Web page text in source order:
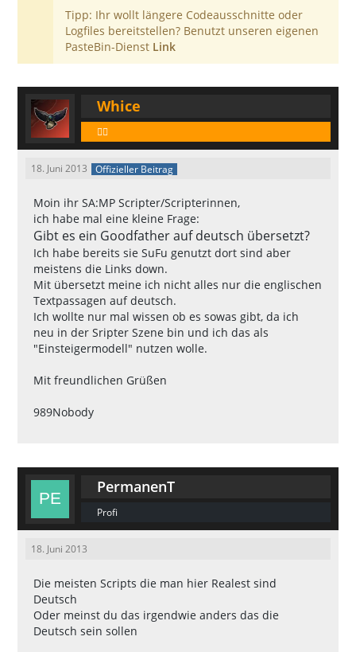
Tipp: Ihr wollt längere Codeausschnitte oder
Logfiles bereitstellen? Benutzt unseren eigenen
PasteBin-Dienst Link
Whice
🕵️‍♂️
18. Juni 2013 Offizieller Beitrag
Moin ihr SA:MP Scripter/Scripterinnen,
ich habe mal eine kleine Frage:
Gibt es ein Goodfather auf deutsch übersetzt?
Ich habe bereits sie SuFu genutzt dort sind aber
meistens die Links down.
Mit übersetzt meine ich nicht alles nur die englischen
Textpassagen auf deutsch.
Ich wollte nur mal wissen ob es sowas gibt, da ich
neu in der Sripter Szene bin und ich das als
"Einsteigermodell" nutzen wolle.
Mit freundlichen Grüßen
989Nobody
PermanenT
Profi
18. Juni 2013
Die meisten Scripts die man hier Realest sind
Deutsch
Oder meinst du das irgendwie anders das die
Deutsch sein sollen